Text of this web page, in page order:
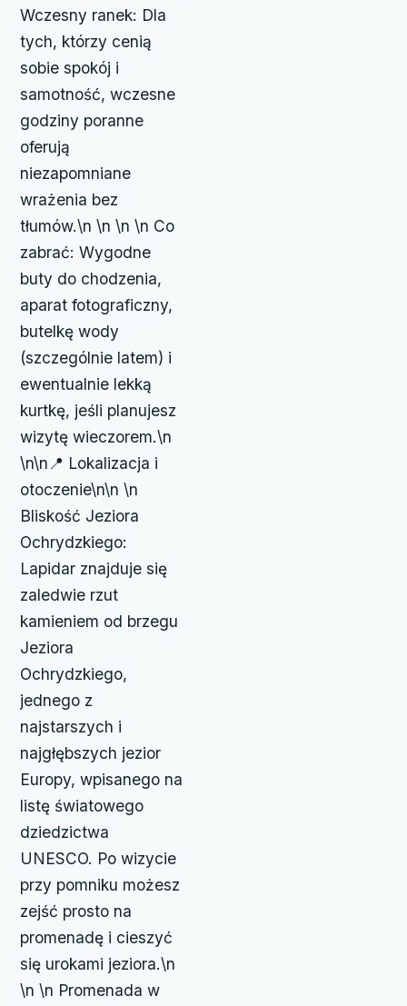
Wczesny ranek: Dla
tych, którzy cenią
sobie spokój i
samotność, wczesne
godziny poranne
oferują
niezapomniane
wrażenia bez
tłumów.\n \n \n \n Co
zabrać: Wygodne
buty do chodzenia,
aparat fotograficzny,
butelkę wody
(szczególnie latem) i
ewentualnie lekką
kurtkę, jeśli planujesz
wizytę wieczorem.\n
\n\n📍 Lokalizacja i
otoczenie\n\n \n
Bliskość Jeziora
Ochrydzkiego:
Lapidar znajduje się
zaledwie rzut
kamieniem od brzegu
Jeziora
Ochrydzkiego,
jednego z
najstarszych i
najgłębszych jezior
Europy, wpisanego na
listę światowego
dziedzictwa
UNESCO. Po wizycie
przy pomniku możesz
zejść prosto na
promenadę i cieszyć
się urokami jeziora.\n
\n \n Promenada w